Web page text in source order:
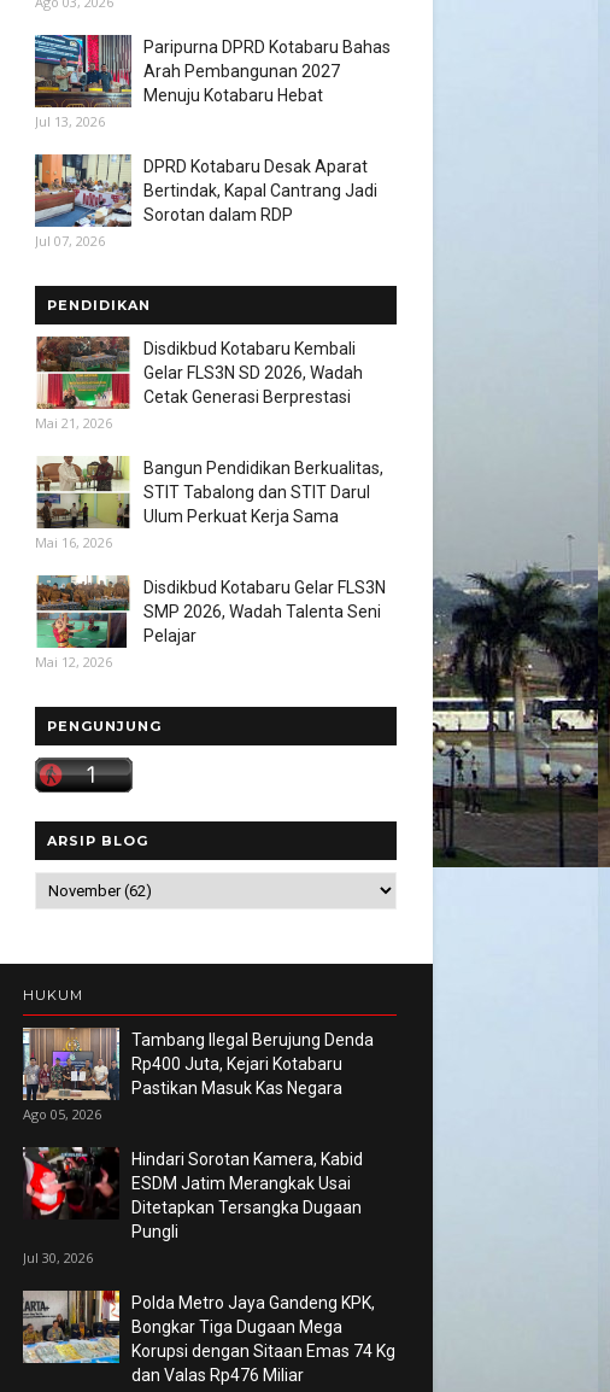
Paripurna DPRD Kotabaru Bahas
Arah Pembangunan 2027
Menuju Kotabaru Hebat
Jul 13, 2026
DPRD Kotabaru Desak Aparat
Bertindak, Kapal Cantrang Jadi
Sorotan dalam RDP
Jul 07, 2026
PENDIDIKAN
Disdikbud Kotabaru Kembali
Gelar FLS3N SD 2026, Wadah
Cetak Generasi Berprestasi
Mai 21, 2026
Bangun Pendidikan Berkualitas,
STIT Tabalong dan STIT Darul
Ulum Perkuat Kerja Sama
Mai 16, 2026
Disdikbud Kotabaru Gelar FLS3N
SMP 2026, Wadah Talenta Seni
Pelajar
Mai 12, 2026
PENGUNJUNG
ARSIP BLOG
HUKUM
Tambang Ilegal Berujung Denda
Rp400 Juta, Kejari Kotabaru
Pastikan Masuk Kas Negara
Ago 05, 2026
Hindari Sorotan Kamera, Kabid
ESDM Jatim Merangkak Usai
Ditetapkan Tersangka Dugaan
Pungli
Jul 30, 2026
Polda Metro Jaya Gandeng KPK,
Bongkar Tiga Dugaan Mega
Korupsi dengan Sitaan Emas 74 Kg
dan Valas Rp476 Miliar